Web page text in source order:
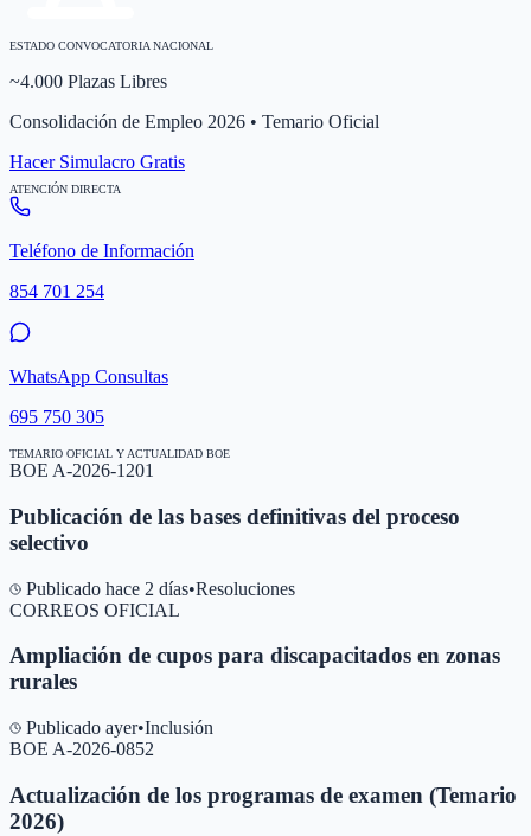
ESTADO CONVOCATORIA NACIONAL
~4.000 Plazas Libres
Consolidación de Empleo 2026 • Temario Oficial
Hacer Simulacro Gratis
ATENCIÓN DIRECTA
Teléfono de Información
854 701 254
WhatsApp Consultas
695 750 305
TEMARIO OFICIAL Y ACTUALIDAD BOE
BOE A-2026-1201
Publicación de las bases definitivas del proceso
selectivo
Publicado hace 2 días•Resoluciones
CORREOS OFICIAL
Ampliación de cupos para discapacitados en zonas
rurales
Publicado ayer•Inclusión
BOE A-2026-0852
Actualización de los programas de examen (Temario
2026)